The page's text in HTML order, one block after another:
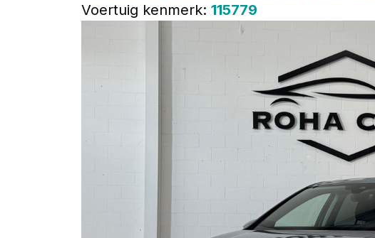
Voertuig kenmerk: 115779